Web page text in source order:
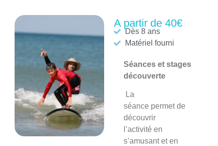
A partir de 40€
Dès 8 ans
Matériel fourni
Séances et stages
découverte
La
séance permet de
découvrir
l’activité en
s’amusant et en